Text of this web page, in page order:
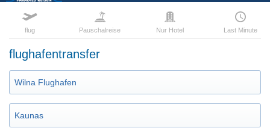
flug Pauschalreise Nur Hotel Last Minute
flughafentransfer